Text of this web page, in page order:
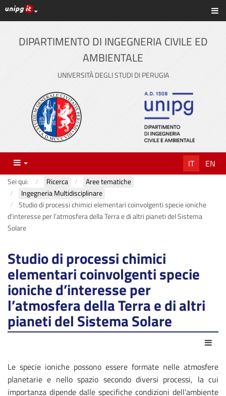
Vai
al
contenuto
principale
Link ai principali servizi web di Ateneo
DIPARTIMENTO DI INGEGNERIA CIVILE ED
AMBIENTALE
UNIVERSITÀ DEGLI STUDI DI PERUGIA
Menu IT EN
Sei qui: Ricerca
Aree tematiche
Ingegneria Multidisciplinare
Studio di processi chimici elementari coinvolgenti specie ioniche
d’interesse per l’atmosfera della Terra e di altri pianeti del Sistema
Solare
Studio di processi chimici
elementari coinvolgenti specie
ioniche d’interesse per
l’atmosfera della Terra e di altri
pianeti del Sistema Solare
Le specie ioniche possono essere formate nelle atmosfere
planetarie e nello spazio secondo diversi processi, la cui
importanza dipende dalle specifiche condizioni dell’ambiente